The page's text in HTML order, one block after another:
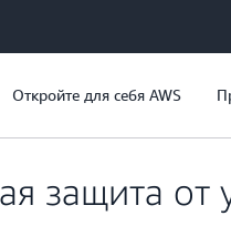
Откройте для себя AWS
защита от